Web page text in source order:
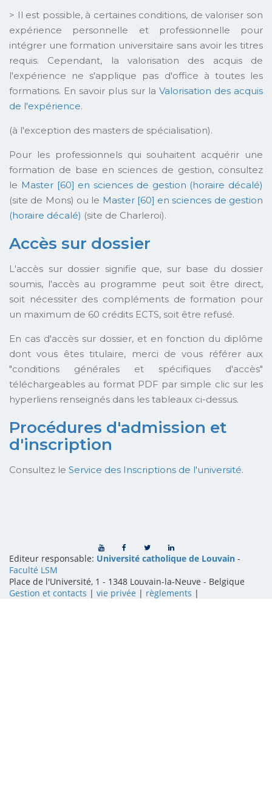
> Il est possible, à certaines conditions, de valoriser son
expérience personnelle et professionnelle pour
intégrer une formation universitaire sans avoir les titres
requis. Cependant, la valorisation des acquis de
l'expérience ne s'applique pas d'office à toutes les
formations. En savoir plus sur la Valorisation des acquis
de l'expérience.
(à l'exception des masters de spécialisation).
Pour les professionnels qui souhaitent acquérir une
formation de base en sciences de gestion, consultez
le Master [60] en sciences de gestion (horaire décalé)
(site de Mons) ou le Master [60] en sciences de gestion
(horaire décalé) (site de Charleroi).
Accès sur dossier
L'accès sur dossier signifie que, sur base du dossier
soumis, l'accès au programme peut soit être direct,
soit nécessiter des compléments de formation pour
un maximum de 60 crédits ECTS, soit être refusé.
En cas d'accès sur dossier, et en fonction du diplôme
dont vous êtes titulaire, merci de vous référer aux
"conditions générales et spécifiques d'accès"
téléchargeables au format PDF par simple clic sur les
hyperliens renseignés dans les tableaux ci-dessus.
Procédures d'admission et
d'inscription
Consultez le Service des Inscriptions de l'université.
Editeur responsable: Université catholique de Louvain -
Faculté LSM
Place de l'Université, 1 - 1348 Louvain-la-Neuve - Belgique
Gestion et contacts | vie privée | règlements |